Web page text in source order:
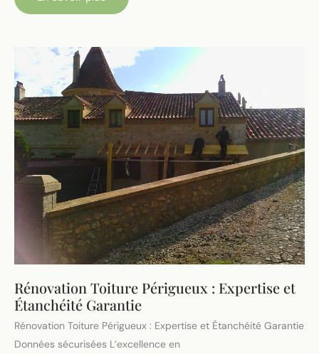
Périgueux
Rapide
et
Durable
Rénovation Toiture Périgueux : Expertise et
Étanchéité Garantie
Rénovation Toiture Périgueux : Expertise et Étanchéité Garantie
Données sécurisées L’excellence en